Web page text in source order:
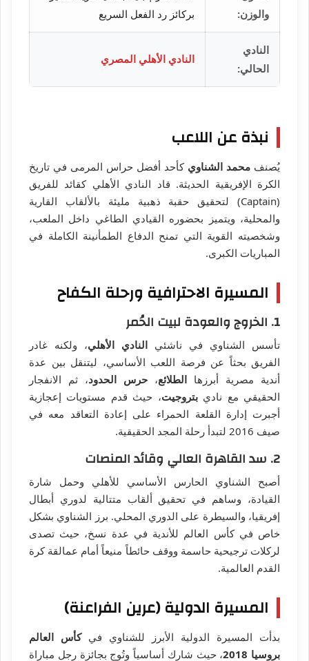
والوزن:
بركائز رد الفعل السريع
النادي
الحالي:
النادي الأهلي المصري
نبذة عن اللاعب
يُصنف محمد الشناوي كأحد أفضل حراس المرمى في تاريخ
الكرة الإفريقية الحديثة. قاد النادي الأهلي كقائد للفريق
(Captain) لتحقيق حقبة ذهبية مليئة بالألقاب القارية
والمحلية، ويتميز بحضوره القيادي الطاغي داخل الملعب،
وشخصيته القوية التي تمنح الدفاع الطمأنينة الكاملة في
المباريات الكبرى.
المسيرة الاحترافية ورحلة الكفاح
1. الخروج والعودة لبيت الحُمر
تأسس الشناوي في ناشئي النادي الأهلي، ولكنه غادر
الفريق بحثاً عن فرصة اللعب الأساسي، ليتنقل بين عدة
أندية مصرية أبرزها الطلائع، حرس الحدود، ثم الانفجار
الحقيقي مع ناديبتروجيت، حيث قدم مستويات إعجازية
أجبرت إدارة القلعة الحمراء على إعادة التعاقد معه في
صيف 2016 لتبدأ رحلة المجد الحقيقية.
2. سد القاهرة العالي وقائد المنصات
أصبح الشناوي الحارس الأساسي للأهلي وحمل شارة
القيادة، وساهم في تحقيق ألقاب متتالية لدوري أبطال
إفريقيا، والسيطرة على الدوري المحلي. برز الشناوي بشكل
خاص في كأس العالم للأندية في عدة نسخ، حيث تصدى
لركلات ترجيحية حاسمة ووقف حائطاً منيعاً أمام عمالقة كرة
القدم العالمية.
المسيرة الدولية (عرين الفراعنة)
بدأت المسيرة الدولية الأبرز للشناوي فيكأس العالم
بروسيا 2018
، حيث شارك أساسياً وتُوج بجائزة رجل مباراة